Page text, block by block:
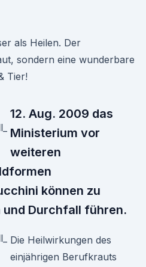
als Heilen. Der
sondern eine wunderbare
Tier!
12. Aug. 2009 das
Ministerium vor
weiteren
können zu
und Durchfall führen.
Die Heilwirkungen des
einjährigen Berufkrauts